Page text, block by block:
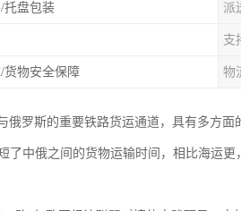
托盘包装 派
支
货物安全保障 物
俄罗斯的重要铁路货运通道，具有多方面
了中俄之间的货物运输时间，相比海运